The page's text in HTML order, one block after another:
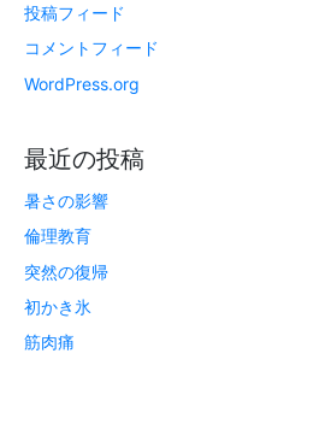
投稿フィード
コメントフィード
WordPress.org
最近の投稿
暑さの影響
倫理教育
突然の復帰
初かき氷
筋肉痛